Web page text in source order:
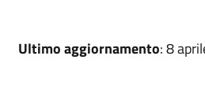
Ultimo aggiornamento: 8